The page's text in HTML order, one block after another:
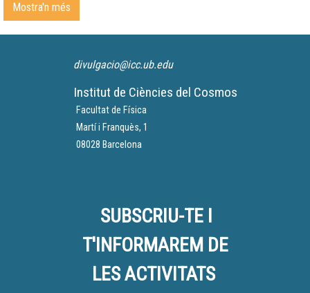
Mostra'n més
divulgacio@icc.ub.edu
Institut de Ciències del Cosmos
Facultat de Física
Martí i Franquès, 1
08028 Barcelona
SUBSCRIU-TE I
T'INFORMAREM DE
LES ACTIVITATS